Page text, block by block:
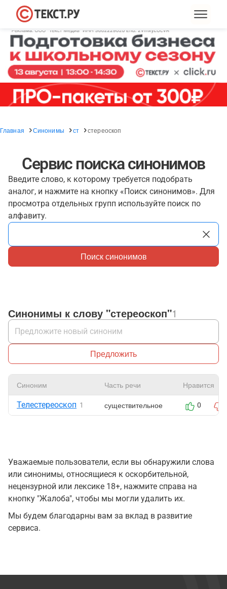
Главная Синонимы ст стереоскоп
Сервис поиска синонимов
Введите слово, к которому требуется подобрать
аналог, и нажмите на кнопку «Поиск синонимов». Для
просмотра отдельных групп используйте поиск по
алфавиту.
Поиск синонимов
Синонимы к слову "стереоскоп"1
Предложить
Синоним Часть речи Нравится
Телестереоскоп 1 существительное 0
Уважаемые пользователи, если вы обнаружили слова
или синонимы, относящиеся к оскорбительной,
нецензурной или лексике 18+, нажмите справа на
кнопку "Жалоба", чтобы мы могли удалить их.
Мы будем благодарны вам за вклад в развитие
сервиса.